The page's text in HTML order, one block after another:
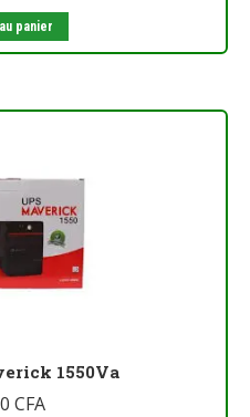
panier
1550Va
CFA